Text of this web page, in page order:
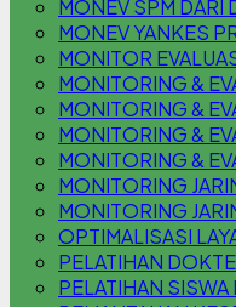
MONEV SPM DARI
MONEV YANKES
MONITOR
MONITORING &
MONITORING &
MONITORING &
MONITORING &
MONITORING
MONITORING
OPTIMALISASI
PELATIHAN
PELATIHAN